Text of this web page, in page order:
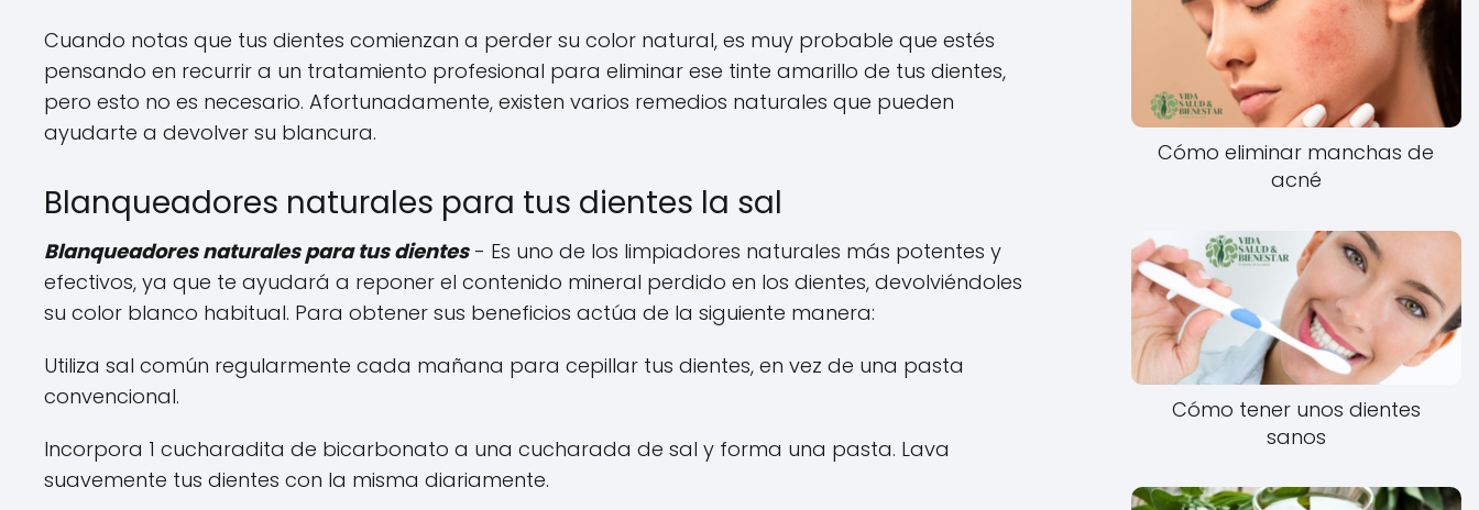
Cuando notas que tus dientes comienzan a perder su color natural, es muy probable que estés
pensando en recurrir a un tratamiento profesional para eliminar ese tinte amarillo de tus dientes,
pero esto no es necesario. Afortunadamente, existen varios remedios naturales que pueden
ayudarte a devolver su blancura.
Blanqueadores naturales para tus dientes la sal
Blanqueadores naturales para tus dientes- Es uno de los limpiadores naturales más potentes y
efectivos, ya que te ayudará a reponer el contenido mineral perdido en los dientes, devolviéndoles
su color blanco habitual. Para obtener sus beneficios actúa de la siguiente manera:
Utiliza sal común regularmente cada mañana para cepillar tus dientes, en vez de una pasta
convencional.
Incorpora 1 cucharadita de bicarbonato a una cucharada de sal y forma una pasta. Lava
suavemente tus dientes con la misma diariamente.
Cómo eliminar manchas de
acné
Cómo tener unos dientes
sanos